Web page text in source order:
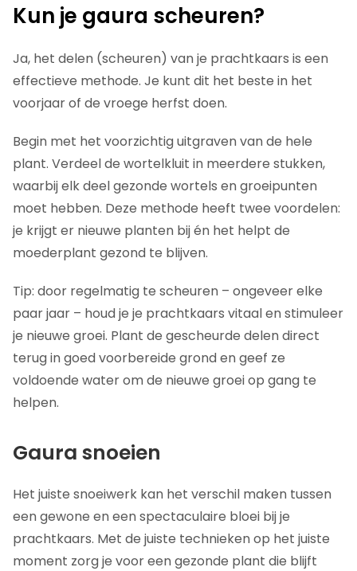
Kun je gaura scheuren?
Ja, het delen (scheuren) van je prachtkaars is een
effectieve methode. Je kunt dit het beste in het
voorjaar of de vroege herfst doen.
Begin met het voorzichtig uitgraven van de hele
plant. Verdeel de wortelkluit in meerdere stukken,
waarbij elk deel gezonde wortels en groeipunten
moet hebben. Deze methode heeft twee voordelen:
je krijgt er nieuwe planten bij én het helpt de
moederplant gezond te blijven.
Tip: door regelmatig te scheuren – ongeveer elke
paar jaar – houd je je prachtkaars vitaal en stimuleer
je nieuwe groei. Plant de gescheurde delen direct
terug in goed voorbereide grond en geef ze
voldoende water om de nieuwe groei op gang te
helpen.
Gaura snoeien
Het juiste snoeiwerk kan het verschil maken tussen
een gewone en een spectaculaire bloei bij je
prachtkaars. Met de juiste technieken op het juiste
moment zorg je voor een gezonde plant die blijft